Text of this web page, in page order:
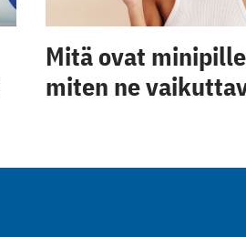
Mitä ovat
miten ne